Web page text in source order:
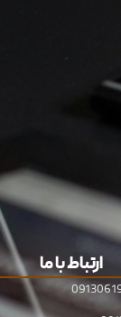
ارتباط با ما